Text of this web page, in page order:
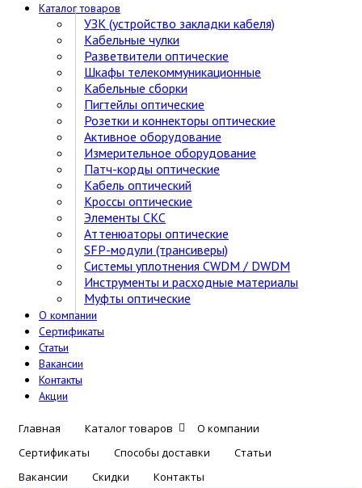
Каталог товаров
УЗК (устройство закладки кабеля)
Кабельные чулки
Разветвители оптические
Шкафы телекоммуникационные
Кабельные сборки
Пигтейлы оптические
Розетки и коннекторы оптические
Активное оборудование
Измерительное оборудование
Патч-корды оптические
Кабель оптический
Кроссы оптические
Элементы СКС
Аттенюаторы оптические
SFP-модули (трансиверы)
Cистемы уплотнения CWDM / DWDM
Инструменты и расходные материалы
Муфты оптические
О компании
Сертификаты
Статьи
Вакансии
Контакты
Акции
Главная Каталог товаров
О компании
Сертификаты
Способы доставки
Статьи
Вакансии
Скидки Контакты